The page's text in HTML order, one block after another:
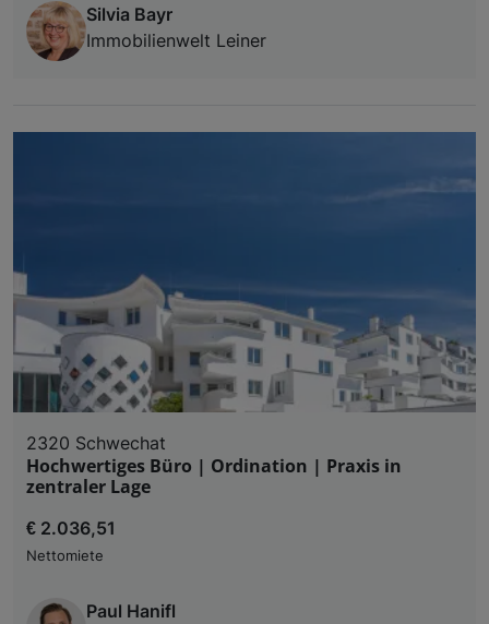
Silvia Bayr
Immobilienwelt Leiner
2320 Schwechat
Hochwertiges Büro | Ordination | Praxis in
zentraler Lage
€ 2.036,51
Nettomiete
Paul Hanifl